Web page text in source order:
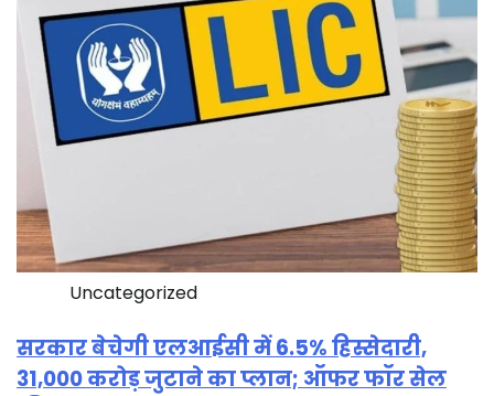
Uncategorized
सरकार बेचेगी एलआईसी में 6.5% हिस्सेदारी,
31,000 करोड़ जुटाने का प्लान; ऑफर फॉर सेल